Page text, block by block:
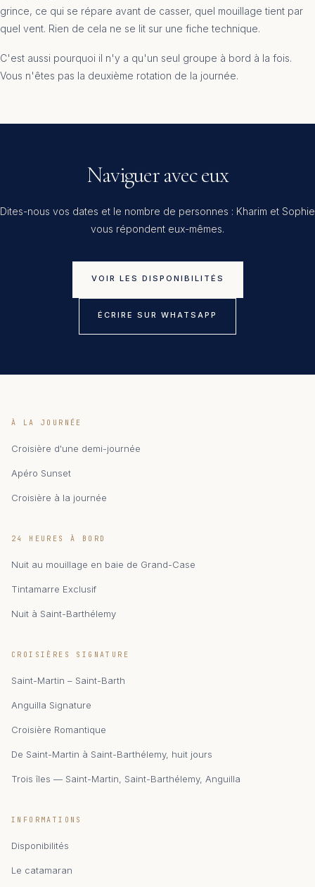
grince, ce qui se répare avant de casser, quel mouillage tient par
quel vent. Rien de cela ne se lit sur une fiche technique.
C'est aussi pourquoi il n'y a qu'un seul groupe à bord à la fois.
Vous n'êtes pas la deuxième rotation de la journée.
Naviguer avec eux
Dites-nous vos dates et le nombre de personnes : Kharim et Sophie
vous répondent eux-mêmes.
VOIR LES DISPONIBILITÉS
ÉCRIRE SUR WHATSAPP
À LA JOURNÉE
Croisière d'une demi-journée
Apéro Sunset
Croisière à la journée
24 HEURES À BORD
Nuit au mouillage en baie de Grand-Case
Tintamarre Exclusif
Nuit à Saint-Barthélemy
CROISIÈRES SIGNATURE
Saint-Martin – Saint-Barth
Anguilla Signature
Croisière Romantique
De Saint-Martin à Saint-Barthélemy, huit jours
Trois îles — Saint-Martin, Saint-Barthélemy, Anguilla
INFORMATIONS
Disponibilités
Le catamaran
zAIphyr